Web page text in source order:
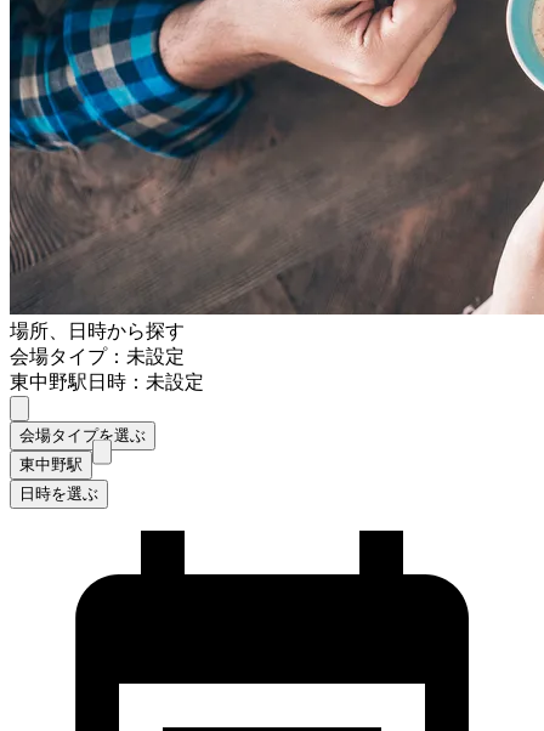
場所、日時から探す
会場タイプ：未設定
東中野駅日時：未設定
会場タイプを選ぶ
東中野駅
日時を選ぶ